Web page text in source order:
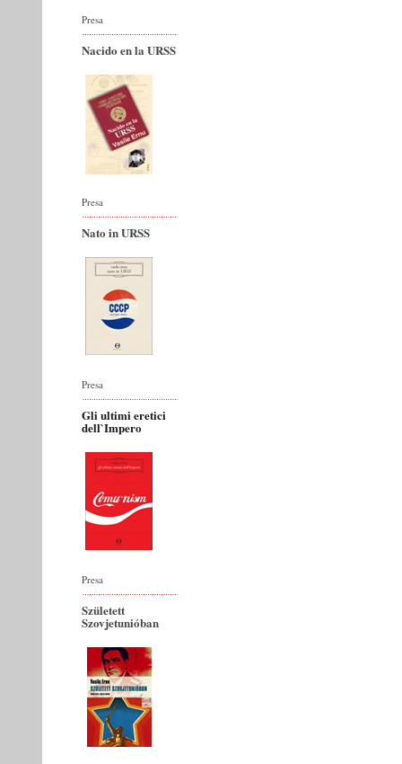
Presa
Nacido en la URSS
Presa
Nato in URSS
Presa
Gli ultimi eretici
dell`Impero
Presa
Született
Szovjetunióban